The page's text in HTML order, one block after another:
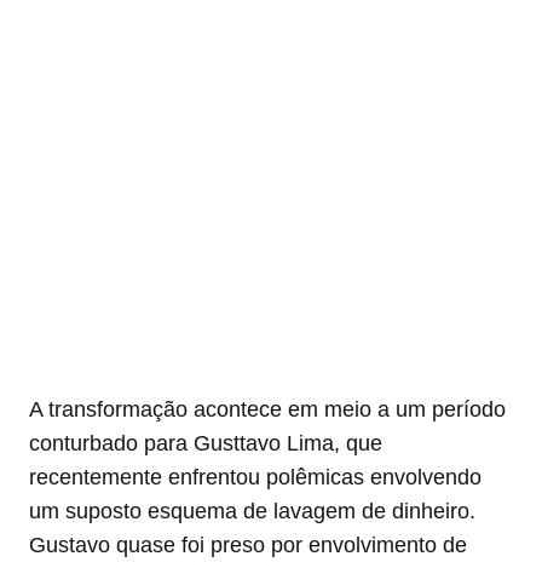
A transformação acontece em meio a um período
conturbado para Gusttavo Lima, que
recentemente enfrentou polêmicas envolvendo
um suposto esquema de lavagem de dinheiro.
Gustavo quase foi preso por envolvimento de